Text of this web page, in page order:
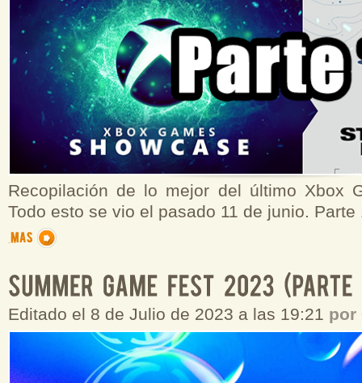
Recopilación de lo mejor del último Xbox
Todo esto se vio el pasado 11 de junio. Parte
Editado el 8 de Julio de 2023 a las 19:21 por